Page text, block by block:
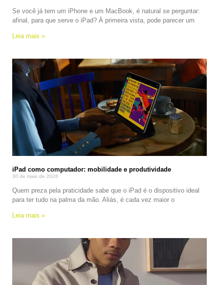
Se você já tem um iPhone e um MacBook, é natural se perguntar:
afinal, para que serve o iPad? À primeira vista, pode parecer um
Leia mais »
iPad como computador: mobilidade e produtividade
30 de maio de 2026
Quem preza pela praticidade sabe que o iPad é o dispositivo ideal
para ter tudo na palma da mão. Aliás, é cada vez maior o
Leia mais »